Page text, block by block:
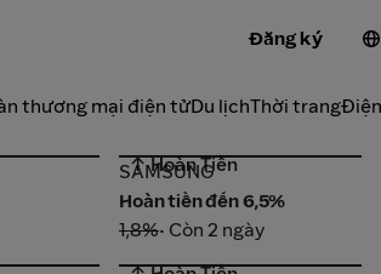
Đăng ký
thương mại điện tửDu lịchThời trang
SAMSUNG
↑ Hoàn Tiền
SAMSUNG
Hoàn tiền đến 6,5%
1,8%• Còn 2 ngày